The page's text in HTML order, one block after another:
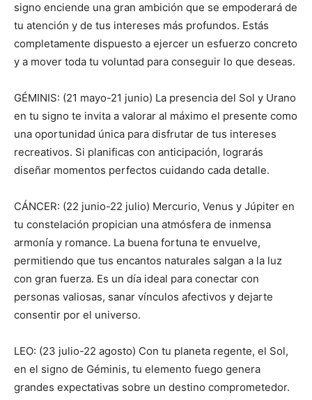
signo enciende una gran ambición que se empoderará de
tu atención y de tus intereses más profundos. Estás
completamente dispuesto a ejercer un esfuerzo concreto
y a mover toda tu voluntad para conseguir lo que deseas.
GÉMINIS: (21 mayo-21 junio) La presencia del Sol y Urano
en tu signo te invita a valorar al máximo el presente como
una oportunidad única para disfrutar de tus intereses
recreativos. Si planificas con anticipación, lograrás
diseñar momentos perfectos cuidando cada detalle.
CÁNCER: (22 junio-22 julio) Mercurio, Venus y Júpiter en
tu constelación propician una atmósfera de inmensa
armonía y romance. La buena fortuna te envuelve,
permitiendo que tus encantos naturales salgan a la luz
con gran fuerza. Es un día ideal para conectar con
personas valiosas, sanar vínculos afectivos y dejarte
consentir por el universo.
LEO: (23 julio-22 agosto) Con tu planeta regente, el Sol,
en el signo de Géminis, tu elemento fuego genera
grandes expectativas sobre un destino comprometedor.